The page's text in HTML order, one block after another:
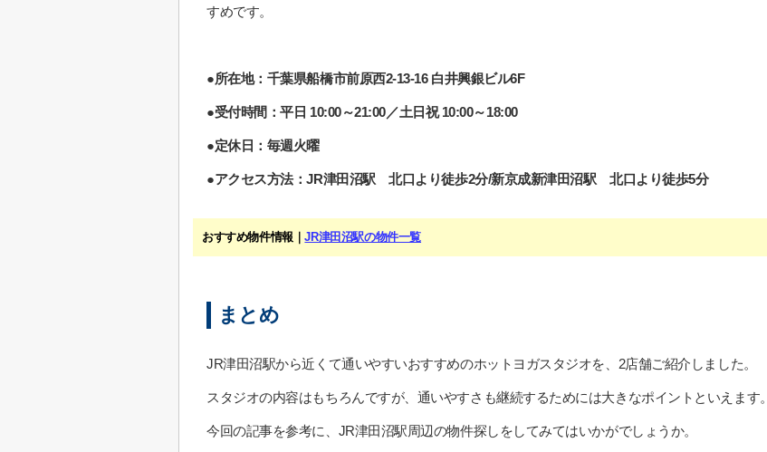
すめです。
●所在地：千葉県船橋市前原西2-13-16 白井興銀ビル6F
●受付時間：平日 10:00～21:00／土日祝 10:00～18:00
●定休日：毎週火曜
●アクセス方法：JR津田沼駅 北口より徒歩2分/新京成新津田沼駅 北口より徒歩5分
おすすめ物件情報｜JR津田沼駅の物件一覧
まとめ
JR津田沼駅から近くて通いやすいおすすめのホットヨガスタジオを、2店舗ご紹介しました。
スタジオの内容はもちろんですが、通いやすさも継続するためには大きなポイントといえます。
今回の記事を参考に、JR津田沼駅周辺の物件探しをしてみてはいかがでしょうか。